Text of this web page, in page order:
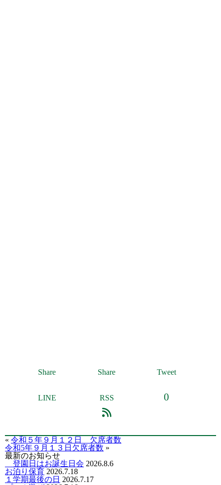
Share Share Tweet
LINE RSS 0
« 令和５年９月１２日 欠席者数
令和5年９月１３日欠席者数 »
最新のお知らせ
登園日はお誕生日会 2026.8.6
お泊り保育 2026.7.18
１学期最後の日 2026.7.17